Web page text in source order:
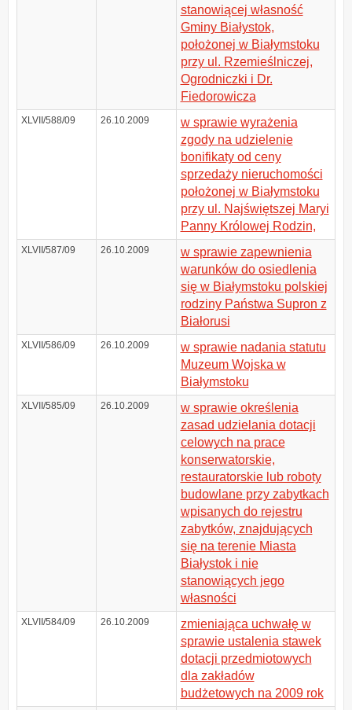
stanowiącej własność
Gminy Białystok,
położonej w Białymstoku
przy ul. Rzemieślniczej,
Ogrodniczki i Dr.
Fiedorowicza
XLVII/588/09 26.10.2009
w sprawie wyrażenia
zgody na udzielenie
bonifikaty od ceny
sprzedaży nieruchomości
położonej w Białymstoku
przy ul. Najświętszej Maryi
Panny Królowej Rodzin,
XLVII/587/09 26.10.2009
w sprawie zapewnienia
warunków do osiedlenia
się w Białymstoku polskiej
rodziny Państwa Supron z
Białorusi
XLVII/586/09 26.10.2009
w sprawie nadania statutu
Muzeum Wojska w
Białymstoku
XLVII/585/09 26.10.2009
w sprawie określenia
zasad udzielania dotacji
celowych na prace
konserwatorskie,
restauratorskie lub roboty
budowlane przy zabytkach
wpisanych do rejestru
zabytków, znajdujących
się na terenie Miasta
Białystok i nie
stanowiących jego
własności
XLVII/584/09 26.10.2009
zmieniająca uchwałę w
sprawie ustalenia stawek
dotacji przedmiotowych
dla zakładów
budżetowych na 2009 rok